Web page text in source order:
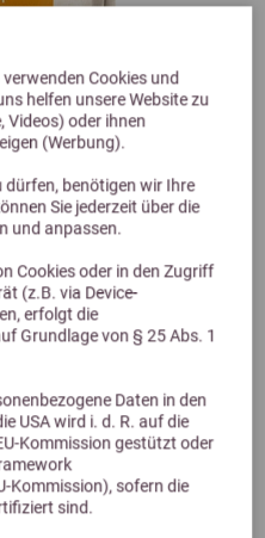
Cookies und
helfen unsere Website zu
Videos) oder ihnen
(Werbung).
dürfen, benötigen wir Ihre
Sie jederzeit über die
und anpassen.
Cookies oder in den Zugriff
(z.B. via Device-
erfolgt die
Grundlage von § 25 Abs. 1
Daten in den
USA wird i. d. R. auf die
Kommission gestützt oder
Kommission), sofern die
sind.
Mash 700g
€